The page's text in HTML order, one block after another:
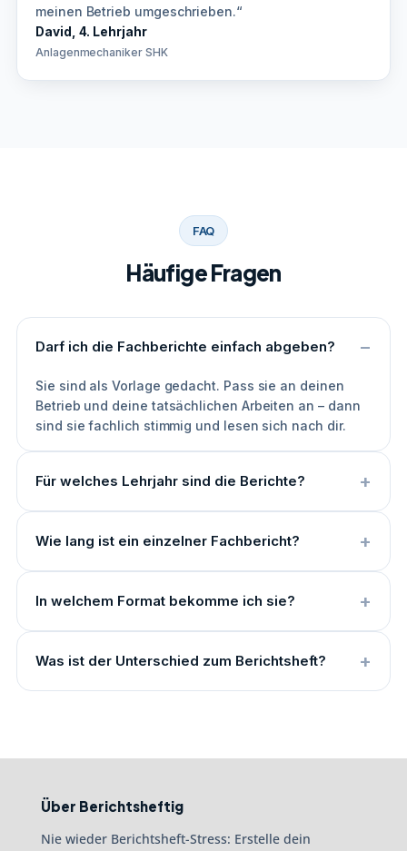
meinen Betrieb umgeschrieben.“
David, 4. Lehrjahr
Anlagenmechaniker SHK
FAQ
Häufige Fragen
Darf ich die Fachberichte einfach abgeben?
Sie sind als Vorlage gedacht. Pass sie an deinen
Betrieb und deine tatsächlichen Arbeiten an – dann
sind sie fachlich stimmig und lesen sich nach dir.
Für welches Lehrjahr sind die Berichte?
Wie lang ist ein einzelner Fachbericht?
In welchem Format bekomme ich sie?
Was ist der Unterschied zum Berichtsheft?
Über Berichtsheftig
Nie wieder Berichtsheft-Stress: Erstelle dein